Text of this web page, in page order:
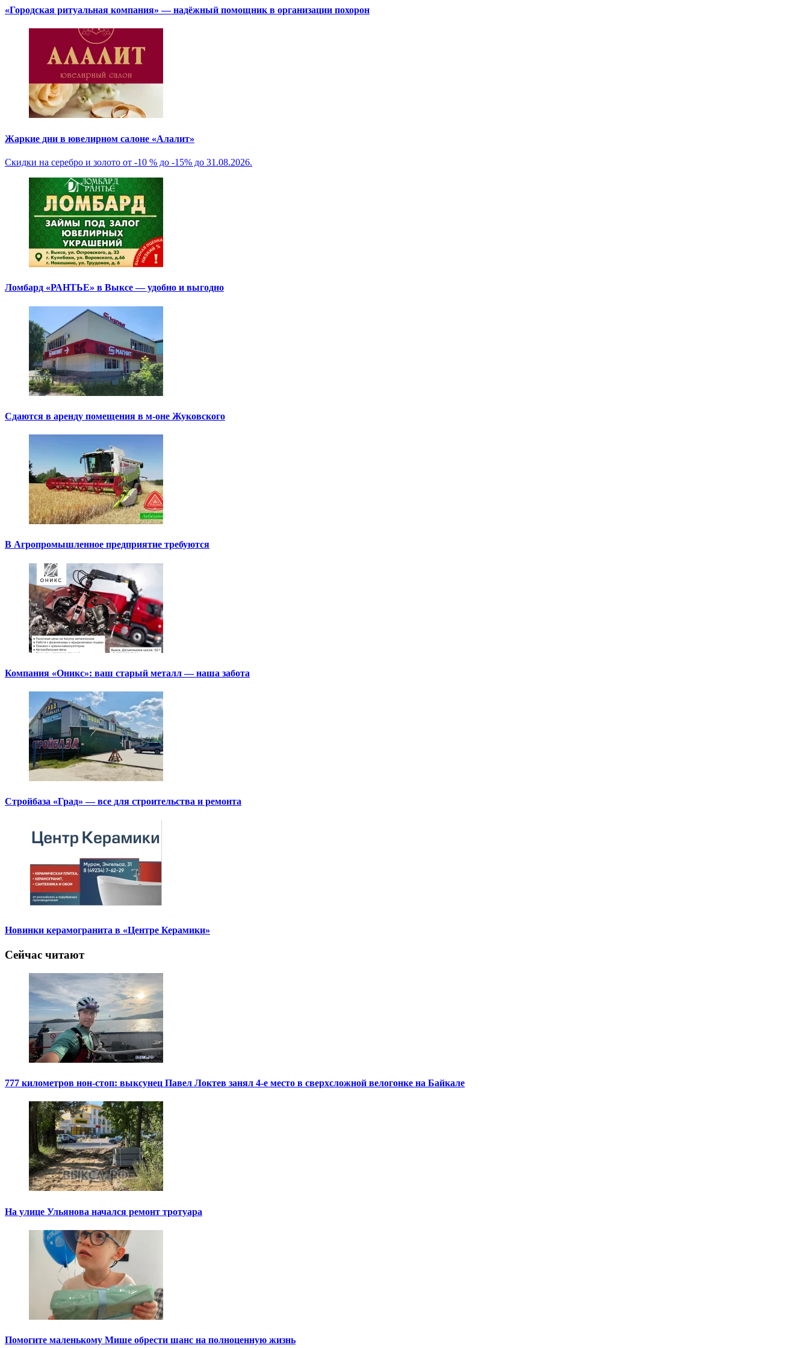
«Городская ритуальная компания» — надёжный помощник в организации похорон
Жаркие дни в ювелирном салоне «Алалит»
Скидки на серебро и золото от -10 % до -15% до 31.08.2026.
Ломбард «РАНТЬЕ» в Выксе — удобно и выгодно
Сдаются в аренду помещения в м-оне Жуковского
В Агропромышленное предприятие требуются
Компания «Оникс»: ваш старый металл — наша забота
Стройбаза «Град» — все для строительства и ремонта
Новинки керамогранита в «Центре Керамики»
Сейчас читают
777 километров нон-стоп: выксунец Павел Локтев занял 4-е место в сверхсложной велогонке на Байкале
На улице Ульянова начался ремонт тротуара
Помогите маленькому Мише обрести шанс на полноценную жизнь